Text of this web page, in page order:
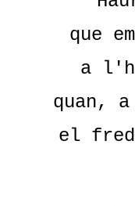
que
a
quan,
el